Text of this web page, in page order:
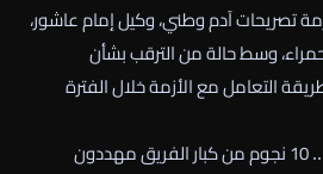
تصريحات آدم وطني، وكيل إمام عاشور،
وسط حالة من الترقب بشأن
التعامل مع الأزمة خلال الفترة
… 10 نجوم من كبار الفريق مهددون